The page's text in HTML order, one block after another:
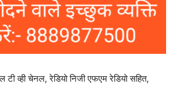
टी व्ही चेनल, रेडियो निजी एफएम रेडियो सहित,